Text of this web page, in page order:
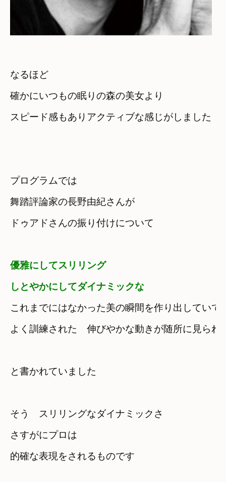
なるほど
確かにいつもの眠りの森の美女より
スピード感もありアクティブな感じがしました
プログラムでは
舞踏評論家の長野由紀さんが
ドゥアドさんの振り付けについて
優雅にしてスリリング
しとやかにしてダイナミックな
これまでにはなかった美の瞬間を作り出していて
よく訓練された　伸びやかな動きが随所に見られ
と書かれていました
そう　スリリングなダイナミックさ
さすがにプロは
的確な表現をされるものです